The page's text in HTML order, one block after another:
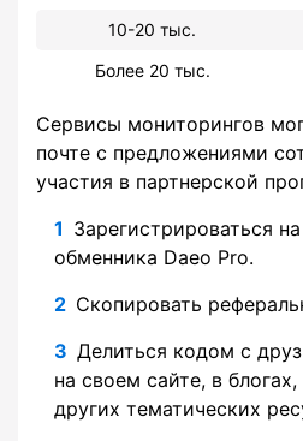
10-20 тыс.
Более 20 тыс.
Сервисы мониторингов
почте с предложениями
участия в партнерской
Зарегистрироваться
обменника Daeo Pro.
Скопировать
Делиться кодом с
на своем сайте, в
других тематических